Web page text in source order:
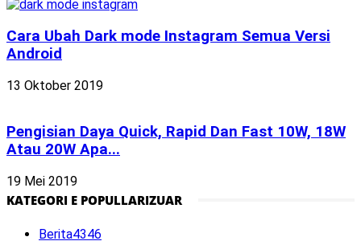
Cara Ubah Dark mode Instagram Semua Versi
Android
13 Oktober 2019
Pengisian Daya Quick, Rapid Dan Fast 10W, 18W
Atau 20W Apa...
19 Mei 2019
KATEGORI E POPULLARIZUAR
Berita4346